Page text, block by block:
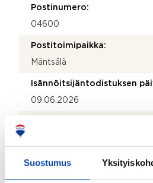
Suostumus
Postinumero:
04600
Postitoimipaikka:
Mäntsälä
Isännöitsijäntodistuksen
09.06.2026
Käyttöönottovuosi: